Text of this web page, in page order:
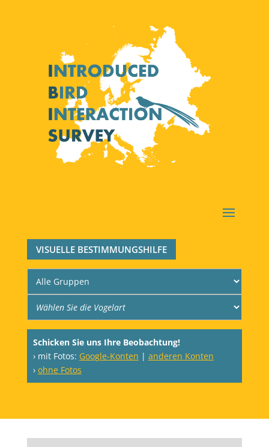
VISUELLE BESTIMMUNGSHILFE
Schicken Sie uns Ihre Beobachtung!
› mit Fotos: Google-Konten | anderen Konten
› ohne Fotos